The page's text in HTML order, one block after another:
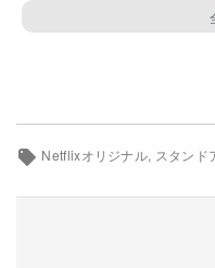
Netflixオリジナル スタンド